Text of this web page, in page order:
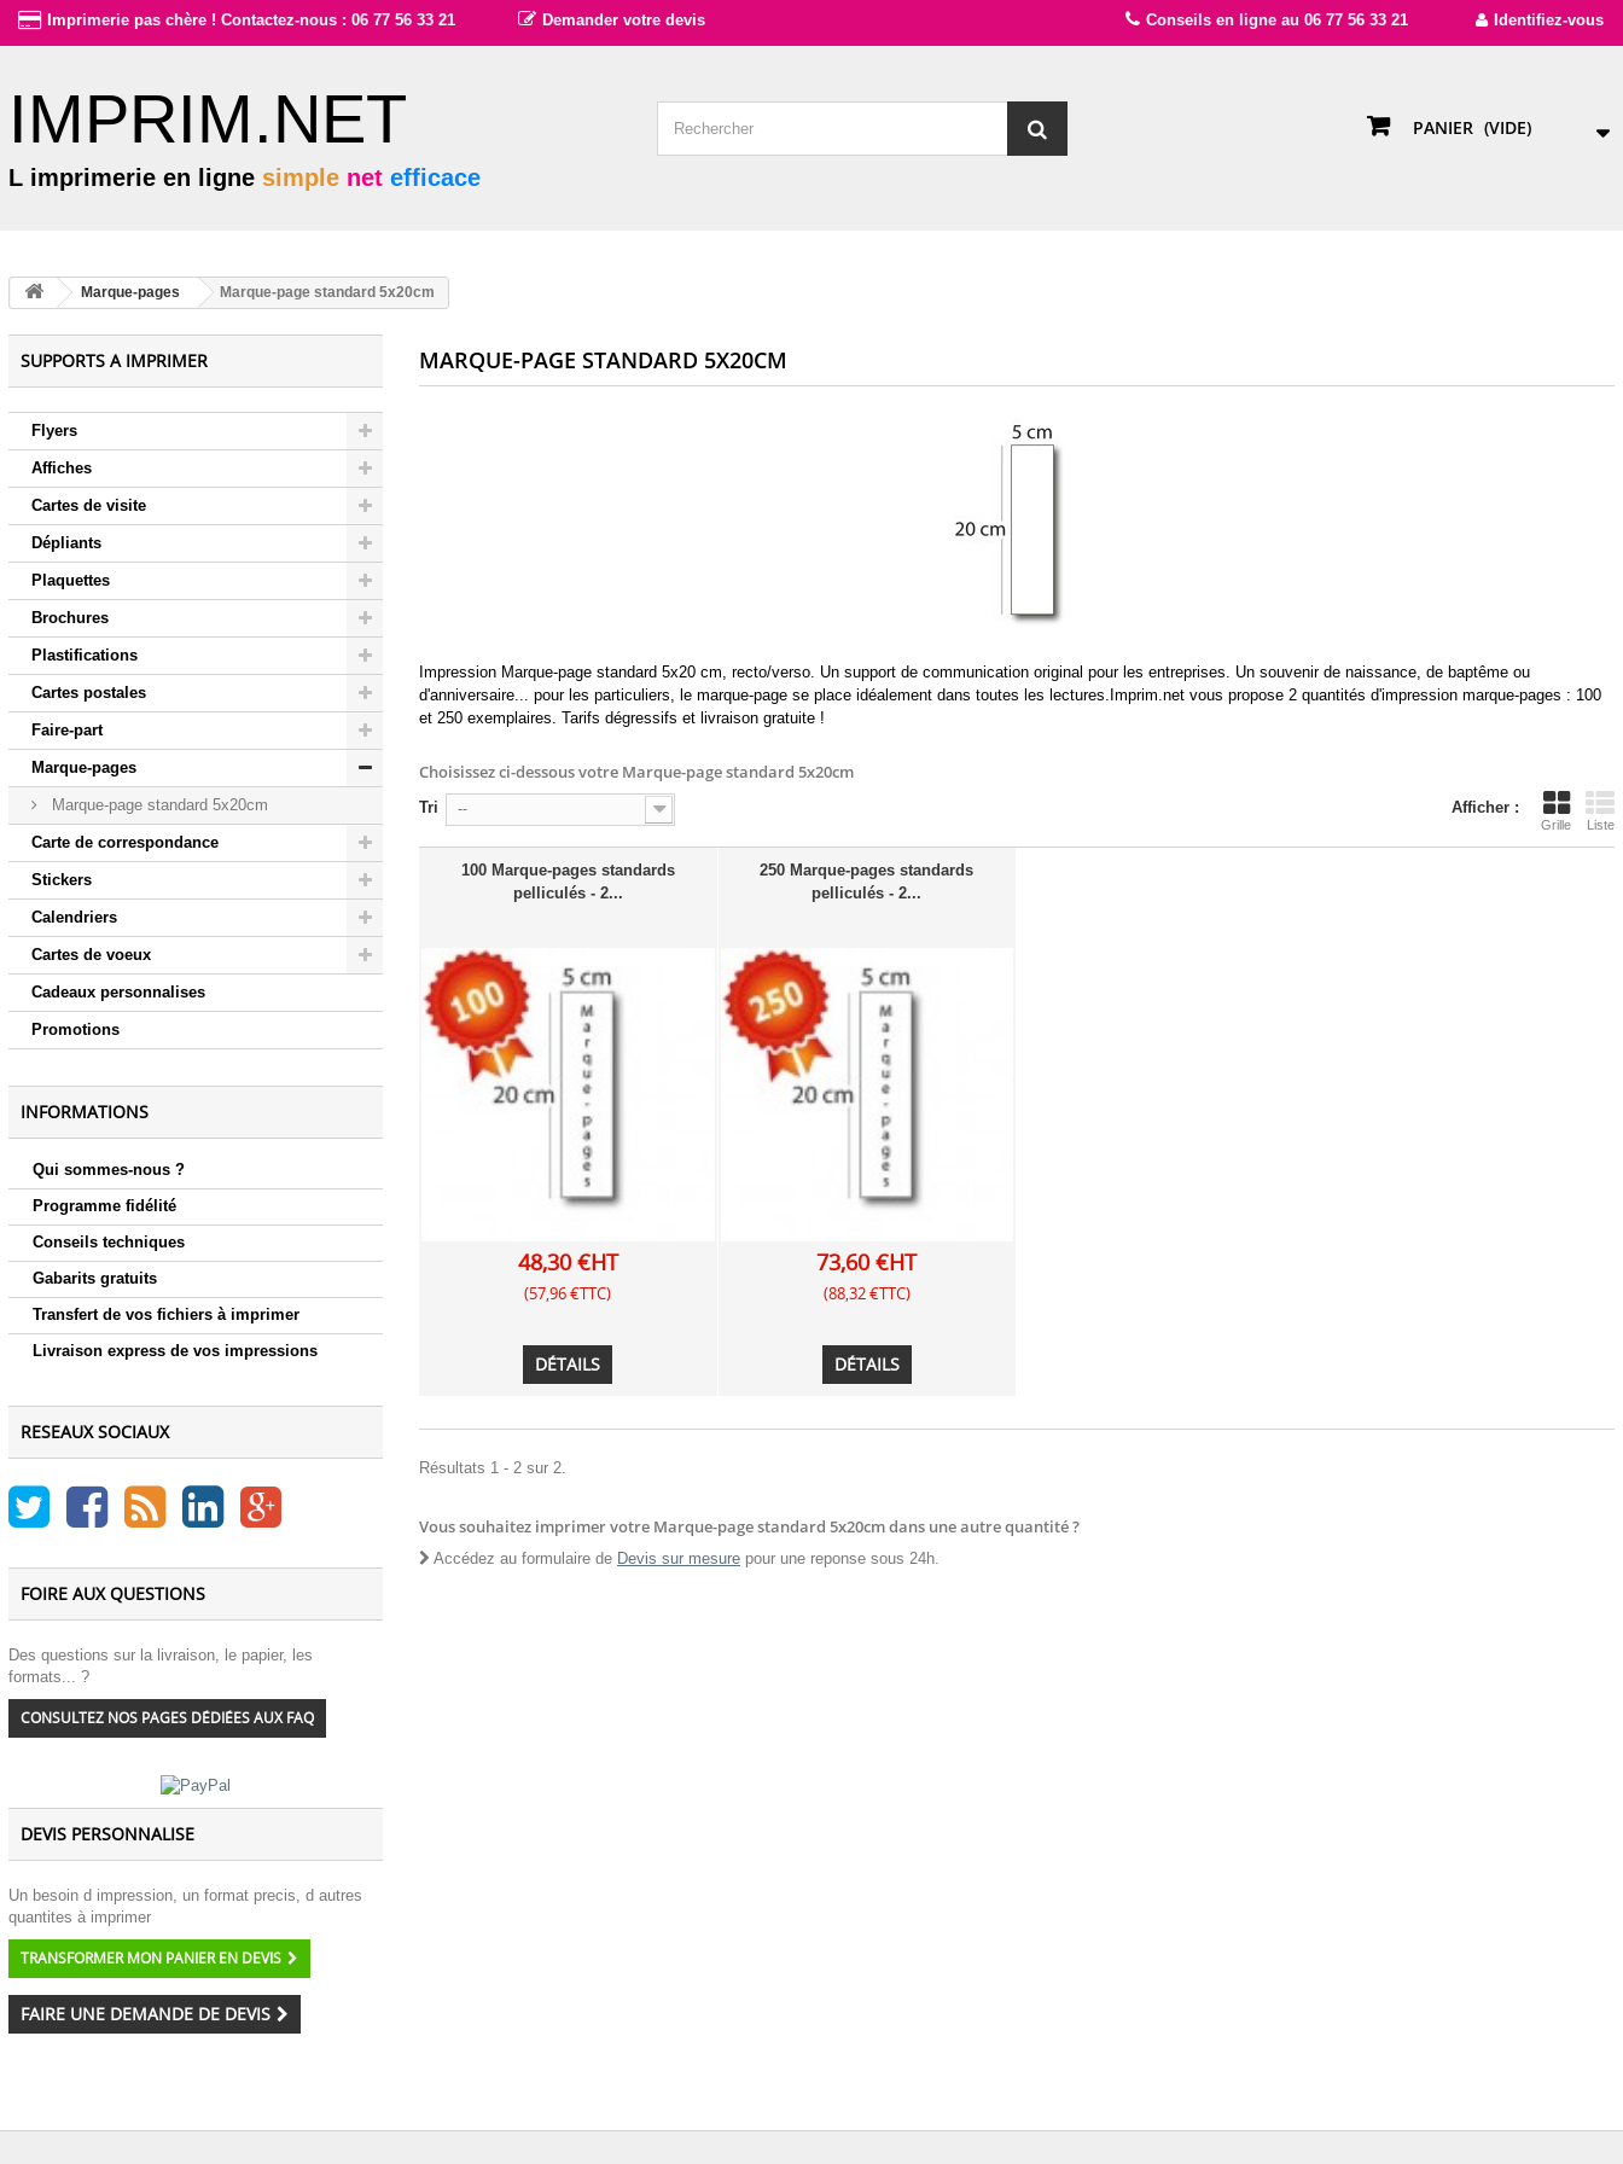
Conseils en ligne au 06 77 56 33 21 Identifiez-vous
Imprimerie pas chère ! Contactez-nous : 06 77 56 33 21 Demander votre devis
IMPRIM.NET
L imprimerie en ligne simple net efficace
PANIER (VIDE)
Marque-pages Marque-page standard 5x20cm
SUPPORTS A IMPRIMER
Flyers
Affiches
Cartes de visite
Dépliants
Plaquettes
Brochures
Plastifications
Cartes postales
Faire-part
Marque-pages
Marque-page standard 5x20cm
Carte de correspondance
Stickers
Calendriers
Cartes de voeux
Cadeaux personnalises
Promotions
INFORMATIONS
Qui sommes-nous ?
Programme fidélité
Conseils techniques
Gabarits gratuits
Transfert de vos fichiers à imprimer
Livraison express de vos impressions
RESEAUX SOCIAUX
FOIRE AUX QUESTIONS
Des questions sur la livraison, le papier, les
formats... ?
CONSULTEZ NOS PAGES DÉDIÉES AUX FAQ
DEVIS PERSONNALISE
Un besoin d impression, un format precis, d autres
quantites à imprimer
TRANSFORMER MON PANIER EN DEVIS
FAIRE UNE DEMANDE DE DEVIS
MARQUE-PAGE STANDARD 5X20CM
Impression Marque-page standard 5x20 cm, recto/verso. Un support de communication original pour les entreprises. Un souvenir de naissance, de baptême ou
d'anniversaire... pour les particuliers, le marque-page se place idéalement dans toutes les lectures.Imprim.net vous propose 2 quantités d'impression marque-pages : 100
et 250 exemplaires. Tarifs dégressifs et livraison gratuite !
Choisissez ci-dessous votre Marque-page standard 5x20cm
Afficher :
Grille Liste
Tri --
100 Marque-pages standards
pelliculés - 2...
48,30 €HT
(57,96 €TTC)
DÉTAILS
250 Marque-pages standards
pelliculés - 2...
73,60 €HT
(88,32 €TTC)
DÉTAILS
Résultats 1 - 2 sur 2.
Vous souhaitez imprimer votre Marque-page standard 5x20cm dans une autre quantité ?
Accédez au formulaire de Devis sur mesure pour une reponse sous 24h.